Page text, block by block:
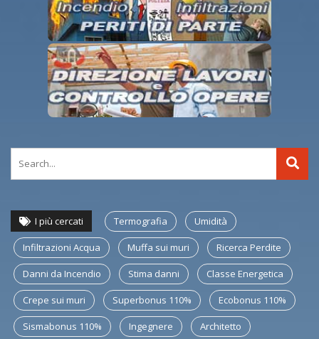
I più cercati Termografia Umidità
Infiltrazioni Acqua Muffa sui muri Ricerca Perdite
Danni da Incendio Stima danni Classe Energetica
Crepe sui muri Superbonus 110% Ecobonus 110%
Sismabonus 110% Ingegnere Architetto